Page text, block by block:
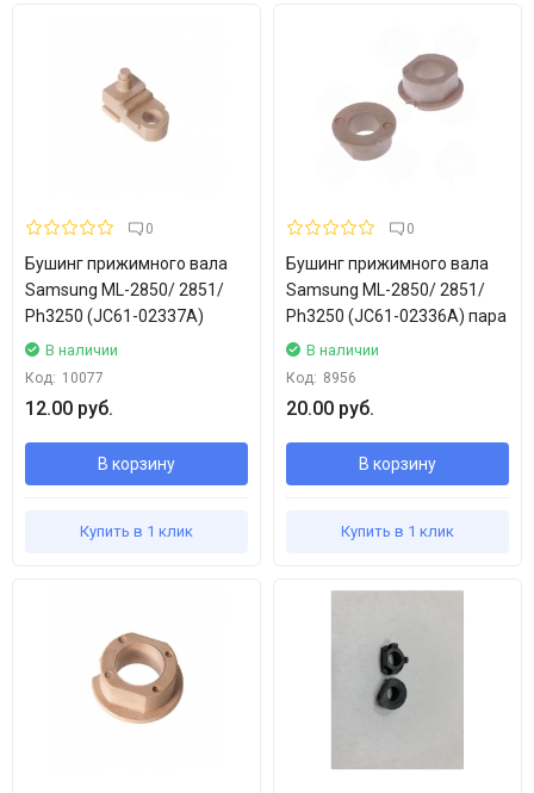
0
Бушинг прижимного вала
Samsung ML-2850/ 2851/
Ph3250 (JC61-02337A)
В наличии
Код: 10077
12.00 руб.
В корзину
Купить в 1 клик
0
Бушинг прижимного вала
Samsung ML-2850/ 2851/
Ph3250 (JC61-02336A) пара
В наличии
Код: 8956
20.00 руб.
В корзину
Купить в 1 клик